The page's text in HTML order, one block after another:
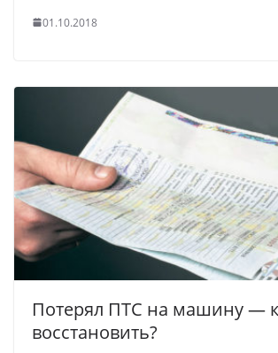
01.10.2018
Потерял ПТС на машину —
восстановить?